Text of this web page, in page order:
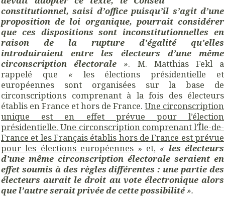
constitutionnel, saisi d’office puisqu’il s’agit d’une
proposition de loi organique, pourrait considérer
que ces dispositions sont inconstitutionnelles en
raison de la rupture d’égalité qu’elles
introduiraient entre les électeurs d’une même
circonscription électorale». M. Matthias Fekl a
rappelé que « les élections présidentielle et
européennes sont organisées sur la base de
circonscriptions comprenant à la fois des électeurs
établis en France et hors de France. Une circonscription
unique est en effet prévue pour l’élection
présidentielle. Une circonscription comprenant l’Île-de-
France et les Français établis hors de France est prévue
pour les élections européennes » et, « les électeurs
d’une même circonscription électorale seraient en
effet soumis à des règles différentes : une partie des
électeurs aurait le droit au vote électronique alors
que l’autre serait privée de cette possibilité».